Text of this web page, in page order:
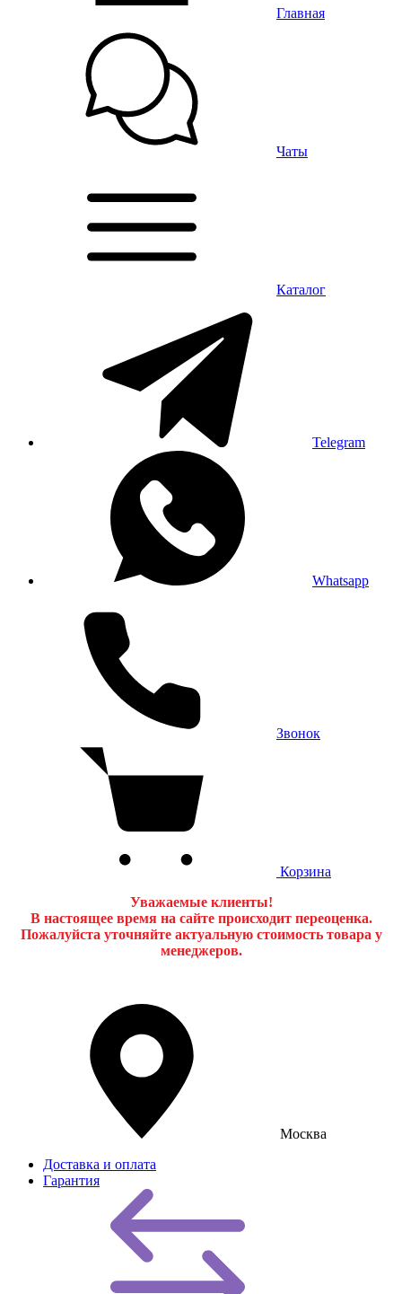
Главная
Чаты
Каталог
Telegram
Whatsapp
Звонок
Корзина
Уважаемые клиенты!
В настоящее время на сайте происходит переоценка.
Пожалуйста уточняйте актуальную стоимость товара у
менеджеров.
Москва
Доставка и оплата
Гарантия